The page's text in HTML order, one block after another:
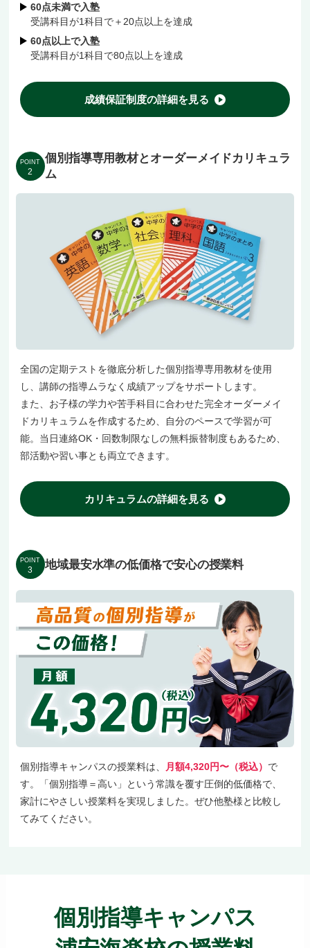
60点未満で入塾
受講科目が1科目で＋20点以上を達成
60点以上で入塾
受講科目が1科目で80点以上を達成
成績保証制度の詳細を見る
POINT
2
個別指導専用教材とオーダーメイドカリキュラ
ム
全国の定期テストを徹底分析した個別指導専用教材を使用
し、講師の指導ムラなく成績アップをサポートします。
また、お子様の学力や苦手科目に合わせた完全オーダーメイ
ドカリキュラムを作成するため、自分のペースで学習が可
能。当日連絡OK・回数制限なしの無料振替制度もあるため、
部活動や習い事とも両立できます。
カリキュラムの詳細を見る
POINT
3 地域最安水準の低価格で安心の授業料
個別指導キャンパスの授業料は、 月額4,320円〜（税込） で
す。「個別指導＝高い」という常識を覆す圧倒的低価格で、
家計にやさしい授業料を実現しました。ぜひ他塾様と比較し
てみてください。
個別指導キャンパス